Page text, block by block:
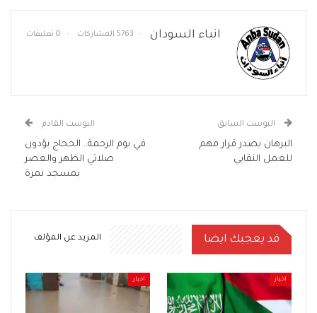
انباء السودان 5763 المشاركات 0 تعليقات
البوست السابق
البرهان يصدر قرار مهم
للعمل النقابي
البوست القادم
في يوم الرحمة.. الحجاج يؤدون
صلاتي الظهر والعصر
بمسجد نمرة
قد يعجبك ايضا المزيد عن المؤلف
اخبار اخبار